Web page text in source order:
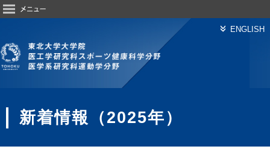
toggle
navigation
ENGLISH
新着情報（2025年）